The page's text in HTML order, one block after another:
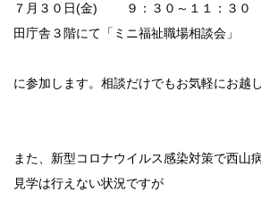
７月３０日(金) ９：３０～１１：３０
田庁舎３階にて「ミニ福祉職場相談会」
に参加します。相談だけでもお気軽にお越
また、新型コロナウイルス感染対策で西山
見学は行えない状況ですが